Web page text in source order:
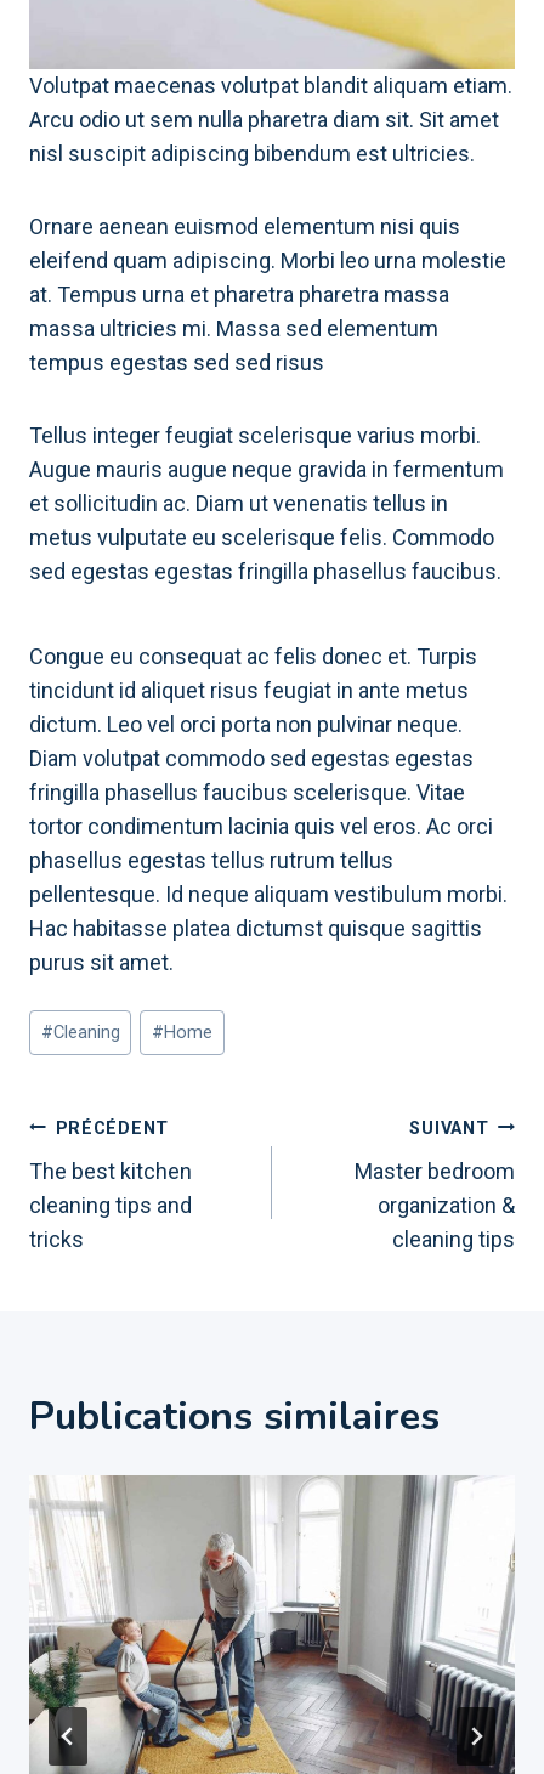
Volutpat maecenas volutpat blandit aliquam etiam.
Arcu odio ut sem nulla pharetra diam sit. Sit amet
nisl suscipit adipiscing bibendum est ultricies.
Ornare aenean euismod elementum nisi quis
eleifend quam adipiscing. Morbi leo urna molestie
at. Tempus urna et pharetra pharetra massa
massa ultricies mi. Massa sed elementum
tempus egestas sed sed risus
Tellus integer feugiat scelerisque varius morbi.
Augue mauris augue neque gravida in fermentum
et sollicitudin ac. Diam ut venenatis tellus in
metus vulputate eu scelerisque felis. Commodo
sed egestas egestas fringilla phasellus faucibus.
Congue eu consequat ac felis donec et. Turpis
tincidunt id aliquet risus feugiat in ante metus
dictum. Leo vel orci porta non pulvinar neque.
Diam volutpat commodo sed egestas egestas
fringilla phasellus faucibus scelerisque. Vitae
tortor condimentum lacinia quis vel eros. Ac orci
phasellus egestas tellus rutrum tellus
pellentesque. Id neque aliquam vestibulum morbi.
Hac habitasse platea dictumst quisque sagittis
purus sit amet.
Étiquettes
de
publication :
#Cleaning #Home
Navigation
de
l’article
PRÉCÉDENT
The best kitchen
cleaning tips and
tricks
SUIVANT
Master bedroom
organization &
cleaning tips
Publications similaires